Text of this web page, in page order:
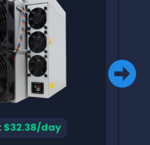
$32.38/day